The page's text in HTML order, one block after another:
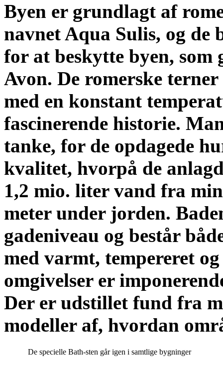
Byen er grundlagt af
navnet Aqua Sulis, og de
for at beskytte byen, som
Avon. De romerske
med en konstant
fascinerende historie.
tanke, for de opdagede
kvalitet, hvorpå de
1,2 mio. liter vand fra
meter under jorden.
gadeniveau og består
med varmt, tempereret
omgivelser er
Der er udstillet fund fra
modeller af, hvordan
De specielle Bath-sten går igen i samtlige bygninger